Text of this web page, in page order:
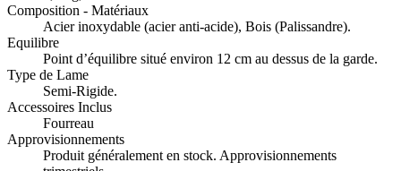
Composition - Matériaux
Acier inoxydable (acier anti-acide), Bois (Palissandre).
Equilibre
Point d’équilibre situé environ 12 cm au dessus de la garde.
Type de Lame
Semi-Rigide.
Accessoires Inclus
Fourreau
Approvisionnements
Produit généralement en stock. Approvisionnements